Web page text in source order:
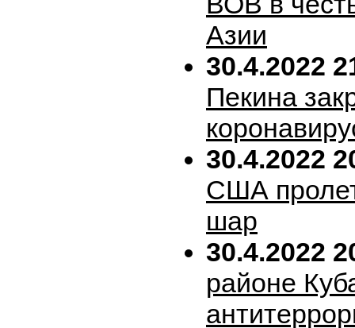
Азии
30.4.2022
Пекина
30.4.2022
США
шар
30.4.2022
районе